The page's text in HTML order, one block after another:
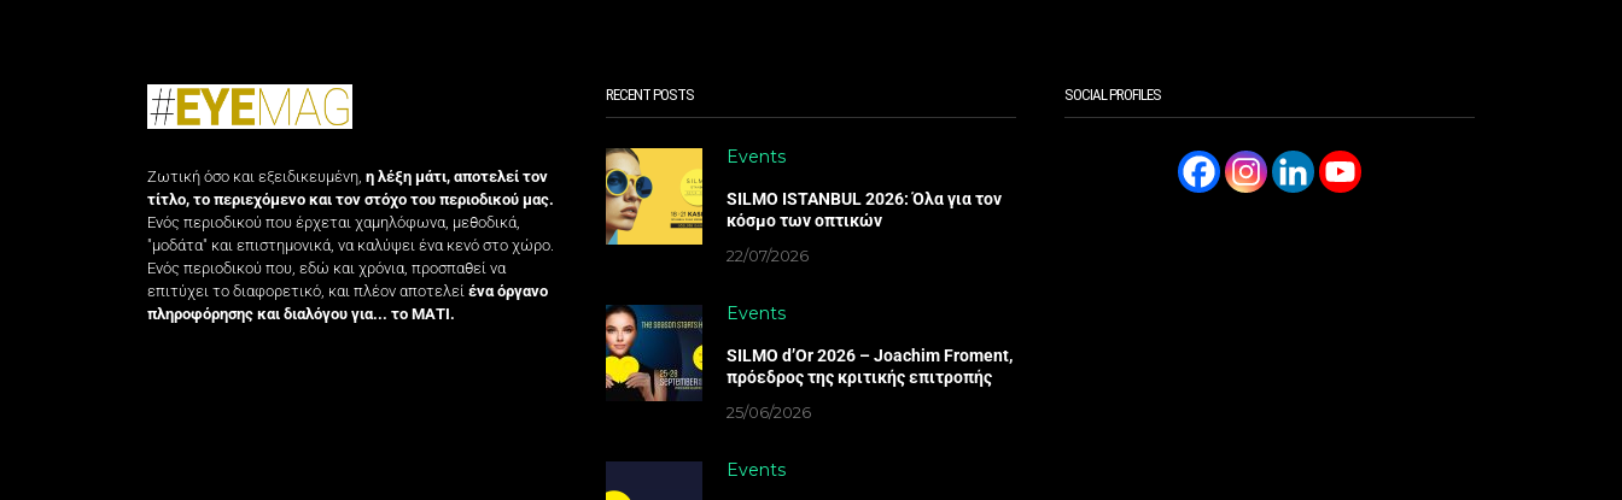
Ζωτική όσο και εξειδικευμένη, η λέξη μάτι, αποτελεί τον
τίτλο, το περιεχόμενο και τον στόχο του περιοδικού μας.
Ενός περιοδικού που έρχεται χαμηλόφωνα, μεθοδικά,
"μοδάτα" και επιστημονικά, να καλύψει ένα κενό στο χώρο.
Ενός περιοδικού που, εδώ και χρόνια, προσπαθεί να
επιτύχει το διαφορετικό, και πλέον αποτελεί ένα όργανο
πληροφόρησης και διαλόγου για... το ΜΑΤΙ.
RECENT POSTS
Events
SILMO ISTANBUL 2026: Όλα για τον
κόσμο των οπτικών
22/07/2026
Events
SILMO d’Or 2026 – Joachim Froment,
πρόεδρος της κριτικής επιτροπής
25/06/2026
Events
SOCIAL PROFILES